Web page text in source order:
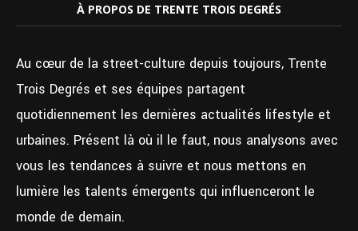
À PROPOS DE TRENTE TROIS DEGRÉS
Au cœur de la street-culture depuis toujours, Trente
Trois Degrés et ses équipes partagent
quotidiennement les dernières actualités lifestyle et
urbaines. Présent là où il le faut, nous analysons avec
vous les tendances à suivre et nous mettons en
lumière les talents émergents qui influenceront le
monde de demain.